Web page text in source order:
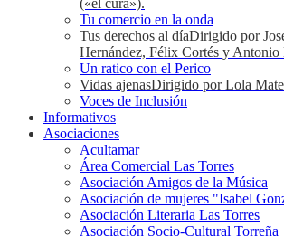
(«el cura»).
Tu comercio en la onda
Tus derechos al díaDirigido por
Hernández, Félix Cortés y Antonio
Un ratico con el Perico
Vidas ajenasDirigido por Lola
Voces de Inclusión
Informativos
Asociaciones
Acultamar
Área Comercial Las Torres
Asociación Amigos de la Música
Asociación de mujeres "Isabel
Asociación Literaria Las Torres
Asociación Socio-Cultural Torreña